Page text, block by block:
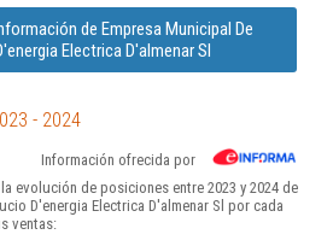
de Empresa Municipal De
Electrica D'almenar Sl
- 2024
Información ofrecida por
evolución de posiciones entre 2023 y 2024 de
D'energia Electrica D'almenar Sl por cada
ventas: